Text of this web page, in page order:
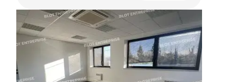
- WC privatifs Accessibilité optimale avec les
lignes de bus et métro B, au pied de l'immeuble.
Accès direct à la rocade Ouest et aux 4 voies.
L'immeuble dispose d'un ascenseur et est
accessible aux personnes à mobilité réduite.
Parmi les points forts de ce bien : 5
stationnements en sous-sol, locaux fibrés avec
baie de brassage, climatisation réversible,
alarme, interphone, visiophone, et espace pour 2